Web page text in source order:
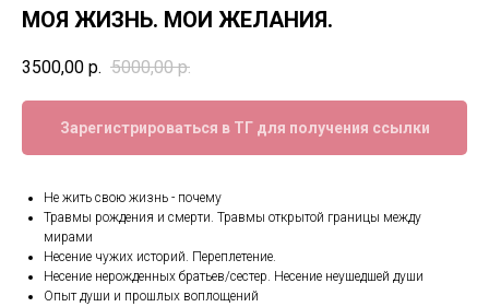
МОЯ ЖИЗНЬ. МОИ ЖЕЛАНИЯ.
3500,00 р. 5000,00 р.
Зарегистрироваться в ТГ для получения ссылки
Не жить свою жизнь - почему
Травмы рождения и смерти. Травмы открытой границы между
мирами
Несение чужих историй. Переплетение.
Несение нерожденных братьев/сестер. Несение неушедшей души
Опыт души и прошлых воплощений